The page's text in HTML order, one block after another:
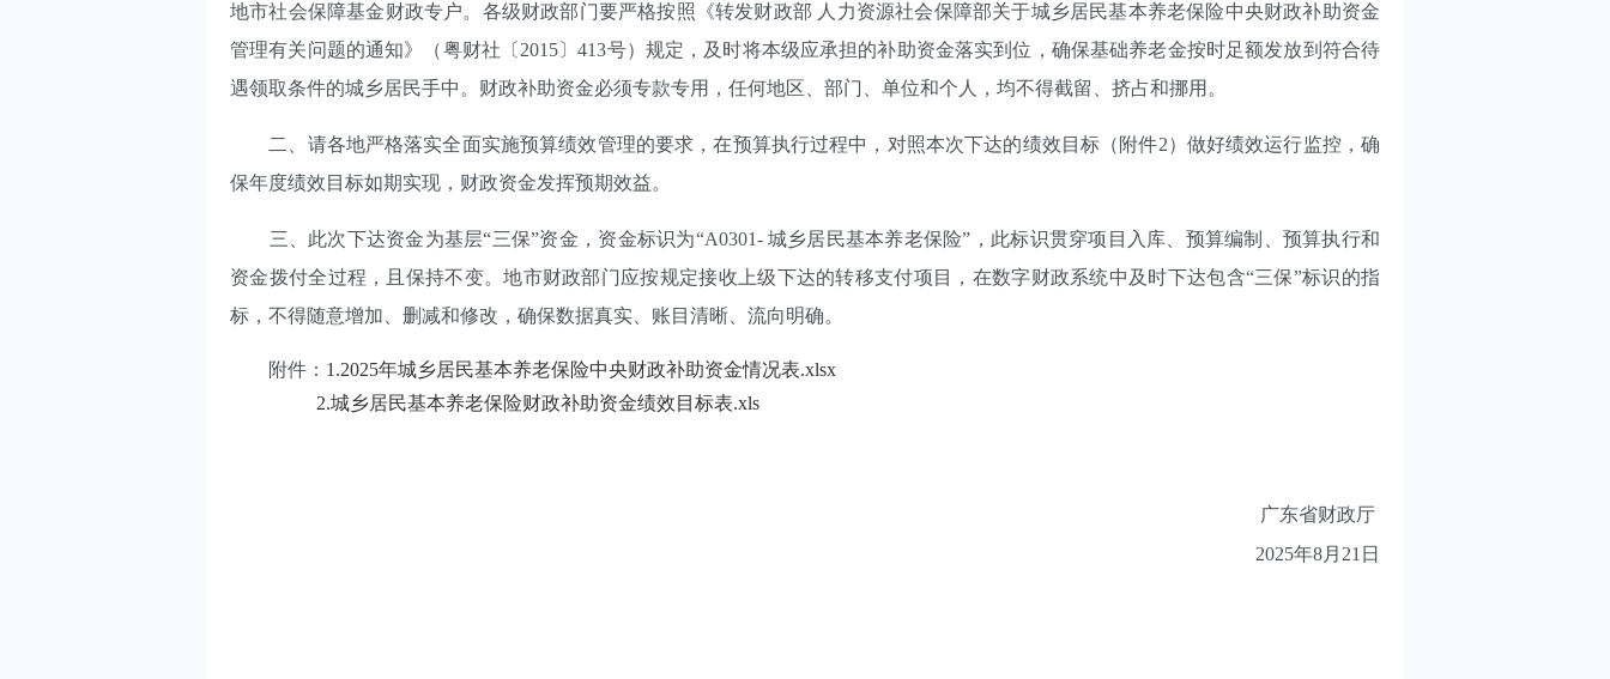
地市社会保障基金财政专户。各级财政部门要严格按照《转发财政部 人力资源社会保障部关于城乡居民基本养老保险中央财政补助资金
管理有关问题的通知》（粤财社〔2015〕413号）规定，及时将本级应承担的补助资金落实到位，确保基础养老金按时足额发放到符合待
遇领取条件的城乡居民手中。财政补助资金必须专款专用，任何地区、部门、单位和个人，均不得截留、挤占和挪用。
二、请各地严格落实全面实施预算绩效管理的要求，在预算执行过程中，对照本次下达的绩效目标（附件2）做好绩效运行监控，确
保年度绩效目标如期实现，财政资金发挥预期效益。
三、此次下达资金为基层“三保”资金，资金标识为“A0301- 城乡居民基本养老保险”，此标识贯穿项目入库、预算编制、预算执行和
资金拨付全过程，且保持不变。地市财政部门应按规定接收上级下达的转移支付项目，在数字财政系统中及时下达包含“三保”标识的指
标，不得随意增加、删减和修改，确保数据真实、账目清晰、流向明确。
附件： 1.2025年城乡居民基本养老保险中央财政补助资金情况表.xlsx
2.城乡居民基本养老保险财政补助资金绩效目标表.xls
广东省财政厅
2025年8月21日